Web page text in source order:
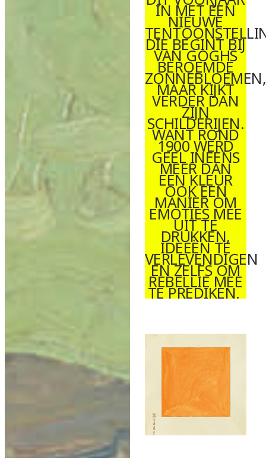
IN MET EEN
NIEUWE
DIE BEGINT BIJ
VAN GOGHS
BEROEMDE
ZONNEBLOEMEN,
MAAR KIJKT
VERDER DAN
ZIJN
SCHILDERIJEN.
WANT ROND
1900 WERD
GEEL INEENS
MEER DAN
EEN KLEUR
OOK EEN
MANIER OM
EMOTIES MEE
UIT TE
DRUKKEN,
IDEEËN TE
VERLEVENDIGEN
EN ZELFS OM
REBELLIE MEE
TE PREDIKEN.